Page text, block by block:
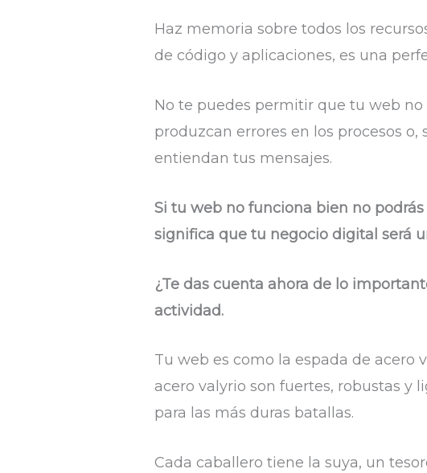
Haz memoria sobre todos los
de código y aplicaciones, es una
No te puedes permitir que tu web
produzcan errores en los procesos
entiendan tus mensajes.
Si tu web no funciona bien no
significa que tu negocio digital será
¿Te das cuenta ahora de lo
actividad.
Tu web es como la espada de acero
acero valyrio son fuertes, robustas y
para las más duras batallas.
Cada caballero tiene la suya, un